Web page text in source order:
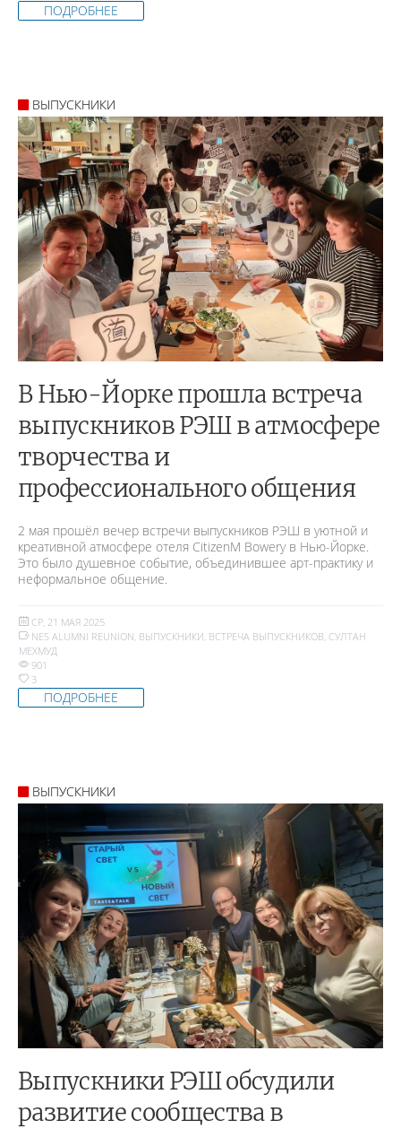
ПОДРОБНЕЕ
ВЫПУСКНИКИ
В Нью-Йорке прошла встреча
выпускников РЭШ в атмосфере
творчества и
профессионального общения
2 мая прошёл вечер встречи выпускников РЭШ в уютной и
креативной атмосфере отеля CitizenM Bowery в Нью-Йорке.
Это было душевное событие, объединившее арт-практику и
неформальное общение.
СР, 21 МАЯ 2025
NES ALUMNI REUNION, ВЫПУСКНИКИ, ВСТРЕЧА ВЫПУСКНИКОВ, СУЛТАН
МЕХМУД
901
3
ПОДРОБНЕЕ
ВЫПУСКНИКИ
Выпускники РЭШ обсудили
развитие сообщества в